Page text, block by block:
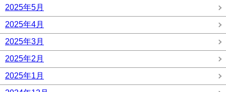
2025年5月
2025年4月
2025年3月
2025年2月
2025年1月